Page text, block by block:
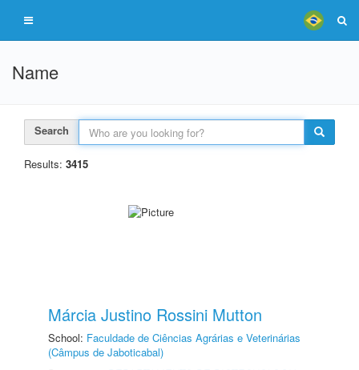
Name
Search
Results: 3415
Márcia Justino Rossini Mutton
School: Faculdade de Ciências Agrárias e Veterinárias
(Câmpus de Jaboticabal)